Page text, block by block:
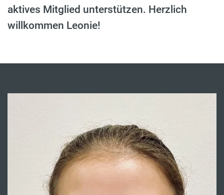
aktives Mitglied unterstützen. Herzlich
willkommen Leonie!